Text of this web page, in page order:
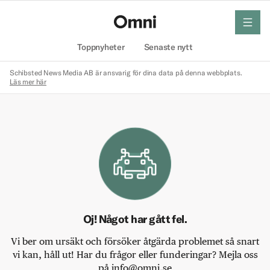
Toppnyheter Senaste nytt
meny
Schibsted News Media AB är ansvarig för dina data på denna webbplats.
Läs mer här
Oj! Något har gått fel.
Vi ber om ursäkt och försöker åtgärda problemet så snart
vi kan, håll ut! Har du frågor eller funderingar? Mejla oss